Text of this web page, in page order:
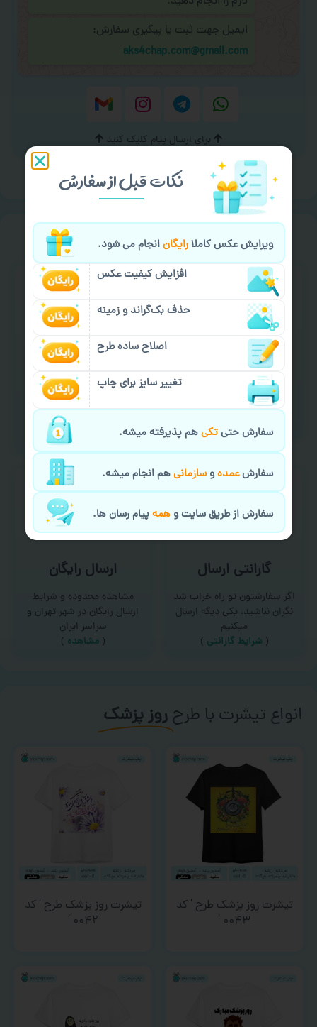
ایمیل جهت ثبت یا پیگیری سفارش:
aks4chap.com@gmail.com
برای ارسال پیام کلیک کنید
خیالت راحت از کیفیت خدمات
سفارش گیری آنلاین
امکان سفارش از طریق چت و
سایت با پشتیبانی آنلاین
چاپ عمده و فوری
برای درخواست خدمات چاپ
عمده و فوری با ما تماس
بگیرید
تماس با ما)
گارانتی ارسال
اگر سفارشتون تو راه خراب شد
نگران نباشید، یکی دیگه ارسال
میکنیم
( شرایط گارانتی )
ارسال رایگان
مشاهده محدوده و شرایط
ارسال رایگان در شهر تهران و
سراسر ایران
(مشاهده )
انواع تیشرت با طرحروز پزشک
تیشرت روز پزشک طرح ‘ کد
۰۰۴۳ ‘
تیشرت روز پزشک طرح ‘ کد
۰۰۴۲ ‘
نکات قبل از سفارش
ویرایش عکس کاملارایگانانجام می شود.
افزایش کیفیت عکس
حذف بک‌گراند و زمینه
اصلاح ساده طرح
تغییر سایز برای چاپ
سفارش حتیتکیهم پذیرفته میشه.
سفارشعمدهوسازمانیهم انجام میشه.
سفارش از طریق سایت وهمهپیام رسان ها.